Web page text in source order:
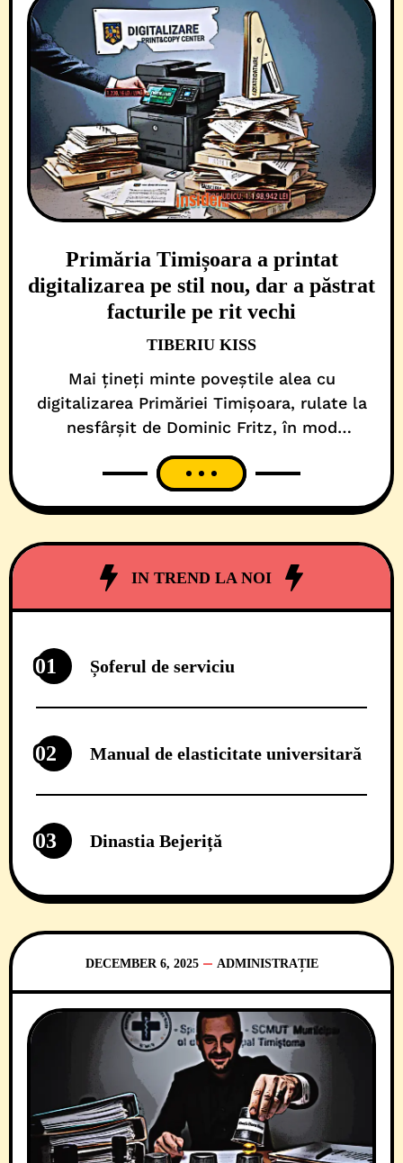
Primăria Timișoara a printat
digitalizarea pe stil nou, dar a păstrat
facturile pe rit vechi
TIBERIU KISS
Mai țineți minte poveștile alea cu
digitalizarea Primăriei Timișoara, rulate la
nesfârșit de Dominic Fritz, în mod
trimestrial, de vreo 5 ani încoace, nu? Dar
repertoriile cu dispariția hârtiei, a dosarelor
cu șină și salvarea plantei, vă sunt încă pe
două luni de ronțăit hârtii prin administrația
IN TREND LA NOI
01 Șoferul de serviciu
02 Manual de elasticitate universitară
03 Dinastia Bejeriță
DECEMBER 6, 2025 ADMINISTRAȚIE